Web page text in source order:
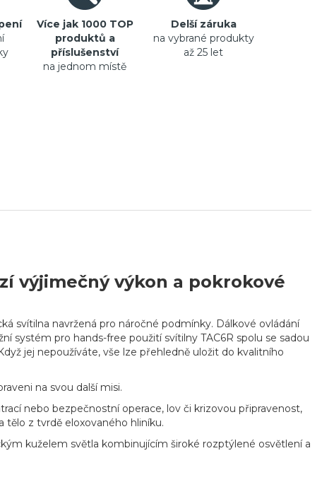
Více jak 1000 TOP
produktů a
příslušenství
na jednom místě
Delší záruka
na vybrané produkty
až 25 let
výjimečný výkon a pokrokové
svítilna navržená pro náročné podmínky. Dálkové ovládání
systém pro hands-free použití svítilny TAC6R spolu se sadou
jej nepoužíváte, vše lze přehledně uložit do kvalitního
na svou další misi.
nebo bezpečnostní operace, lov či krizovou připravenost,
tělo z tvrdě eloxovaného hliníku.
kuželem světla kombinujícím široké rozptýlené osvětlení a